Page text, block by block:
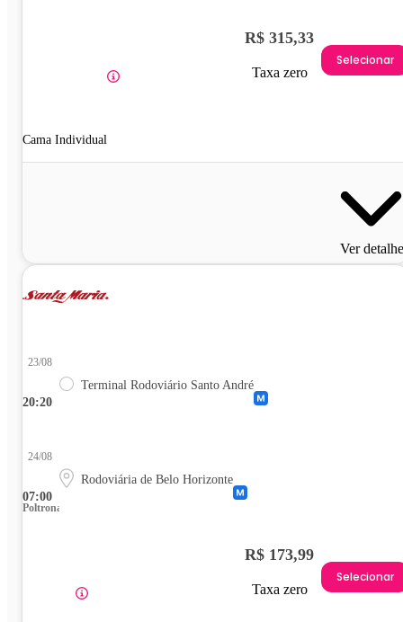
Cama Individual
R$ 315,33
Taxa zero
Selecionar
Ver
20:20
23/08
Terminal Rodoviário Santo André
07:00
24/08
Rodoviária de Belo Horizonte
Poltrona
R$ 173,99
Taxa zero
Selecionar